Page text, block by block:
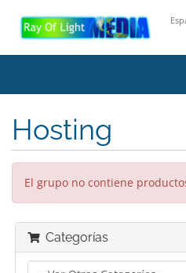
Hosting
El grupo no contiene
Categorías